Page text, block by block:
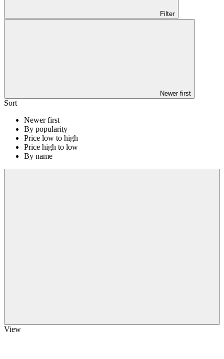
Filter
Newer first
Sort
Newer first
By popularity
Price low to high
Price high to low
By name
View